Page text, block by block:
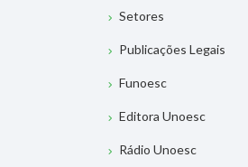
Setores
Publicações Legais
Funoesc
Editora Unoesc
Rádio Unoesc